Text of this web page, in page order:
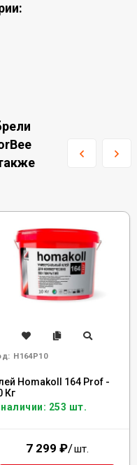
H164P10
Homakoll 164 Prof -
Кг
наличии: 253 шт.
7 299 ₽/шт.